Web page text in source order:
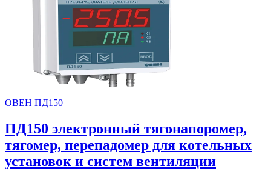
ОВЕН ПД150
ПД150 электронный тягонапоромер,
тягомер, перепадомер для котельных
установок и систем вентиляции